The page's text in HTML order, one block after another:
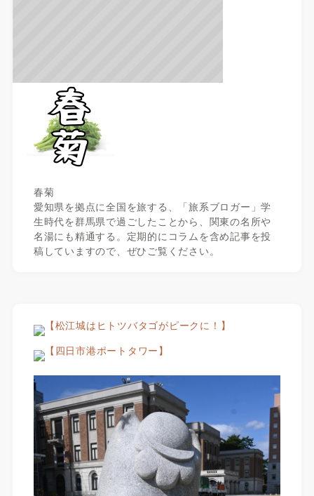
春菊
愛知県を拠点に全国を旅する、「旅系ブロガー」学
生時代を群馬県で過ごしたことから、関東の名所や
名湯にも精通する。定期的にコラムを含め記事を投
稿していますので、ぜひご覧ください。